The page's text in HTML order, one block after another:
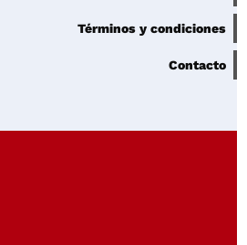
Términos y condiciones
Contacto